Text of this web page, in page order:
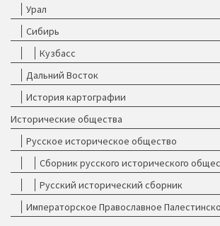
Урал
Сибирь
Кузбасс
Дальний Восток
История картографии
Исторические общества
Русское историческое общество
Сборник русского исторического
Русский исторический сборник
Императорское Православное